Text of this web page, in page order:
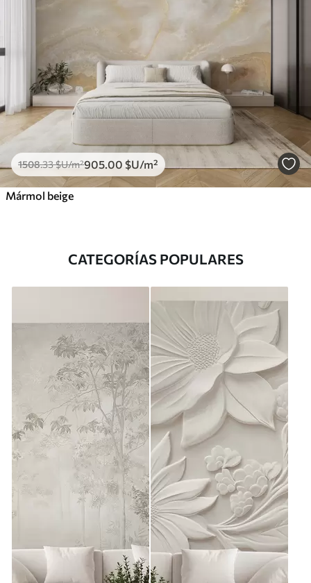
1508.33$U/m²905 .00 $U/m²
Mármol beige
CATEGORÍAS POPULARES